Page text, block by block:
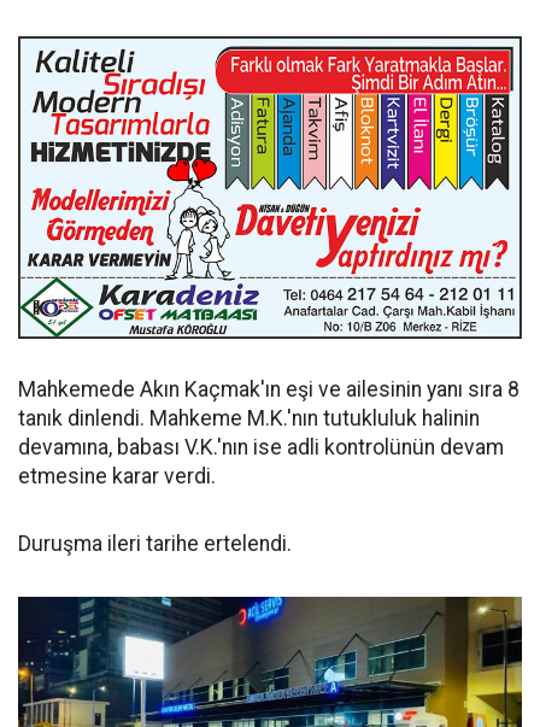
Mahkemede Akın Kaçmak'ın eşi ve ailesinin yanı sıra 8
tanık dinlendi. Mahkeme M.K.'nın tutukluluk halinin
devamına, babası V.K.'nın ise adli kontrolünün devam
etmesine karar verdi.
Duruşma ileri tarihe ertelendi.